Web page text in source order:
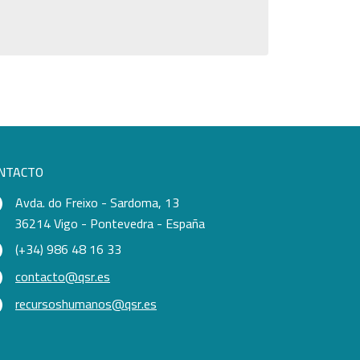
Avda. do Freixo - Sardoma, 13
36214 Vigo - Pontevedra - España
(+34) 986 48 16 33
contacto@qsr.es
recursoshumanos@qsr.es